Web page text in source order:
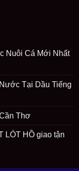
Nuôi Cá Mới Nhất
Tại Dầu Tiếng
Thơ
LÓT HỒ giao tận